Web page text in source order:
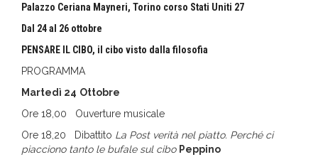
Palazzo Ceriana Mayneri, Torino corso Stati Uniti 27
Dal 24 al 26 ottobre
PENSARE IL CIBO, il cibo visto dalla filosofia
PROGRAMMA
Martedì 24 Ottobre
Ore 18,00 Ouverture musicale
Ore 18,20 Dibattito La Post verità nel piatto. Perché ci
piacciono tanto le bufale sul cibo Peppino